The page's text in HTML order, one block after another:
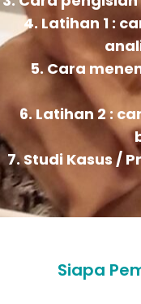
4. Latihan 1 :
5. Cara
6. Latihan 2 :
7. Studi Kasus /
Siapa